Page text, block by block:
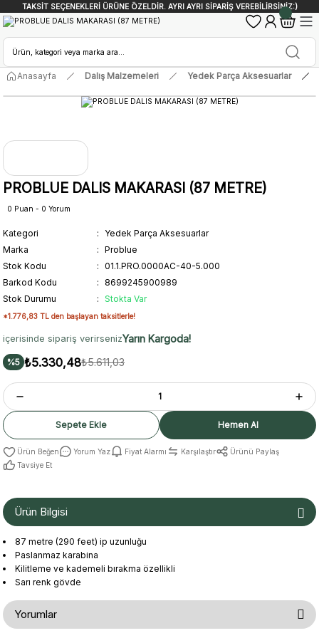
TAKSİT SEÇENEKLERİ ÜRÜNE ÖZELDİR. AYRI AYRI SİPARİŞ VEREBİLİRSİNİZ:)
Anasayfa Dalış Malzemeleri Yedek Parça Aksesuarlar
PROBLUE DALIS MAKARASI (87 METRE)
0 Puan - 0 Yorum
Kategori
Yedek Parça Aksesuarlar
Marka
Problue
Stok Kodu
01.1.PRO.0000AC-40-5.000
Barkod Kodu
8699245900989
Stok Durumu
Stokta Var
*1.776,83 TL den başlayan taksitlerle!
içerisinde sipariş verirsenizYarın Kargoda!
%5 ₺5.330,48₺5.611,03
Sepete Ekle Hemen Al
Yorum Yaz Fiyat Alarmı Karşılaştır
Ürünü Paylaş
Tavsiye Et
Ürün Bilgisi
87 metre (290 feet) ip uzunluğu
Paslanmaz karabina
Kilitleme ve kademeli bırakma özellikli
Sarı renk gövde
Yorumlar